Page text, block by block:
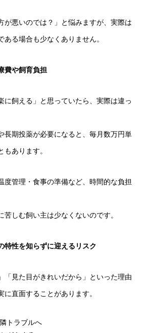
が悪いのでは？」と悩みますが、実際は
る場合も少なくありません。
費や飼育負担
に飼える」と思っていたら、実際は違っ
長期投薬が必要になると、毎月数万円単
あります。
度管理・食事の準備など、時間的な負担
しむ飼い主は少なくないのです。
特性を知らずに迎えるリスク
「見た目がきれいだから」といった理由
直面することがあります。
トラブルへ